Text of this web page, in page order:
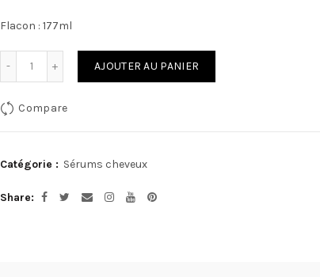
Flacon : 177ml
AJOUTER AU PANIER
Compare
Catégorie : Sérums cheveux
Share